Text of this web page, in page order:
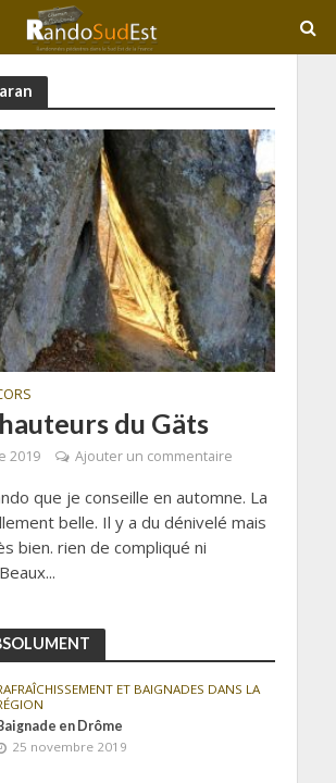
du Gäts
2019 Ajouter un commentaire
que je conseille en automne. La
belle. Il y a du dénivelé mais
bien. rien de compliqué ni
ET BAIGNADES DANS LA
en Drôme
25 novembre 2019